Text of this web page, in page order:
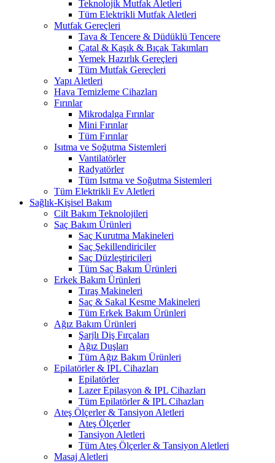
Teknolojik Mutfak Aletleri
Tüm Elektrikli Mutfak Aletleri
Mutfak Gereçleri
Tava & Tencere & Düdüklü Tencere
Çatal & Kaşık & Bıçak Takımları
Yemek Hazırlık Gereçleri
Tüm Mutfak Gereçleri
Yapı Aletleri
Hava Temizleme Cihazları
Fırınlar
Mikrodalga Fırınlar
Mini Fırınlar
Tüm Fırınlar
Isıtma ve Soğutma Sistemleri
Vantilatörler
Radyatörler
Tüm Isıtma ve Soğutma Sistemleri
Tüm Elektrikli Ev Aletleri
Sağlık-Kişisel Bakım
Cilt Bakım Teknolojileri
Saç Bakım Ürünleri
Saç Kurutma Makineleri
Saç Şekillendiriciler
Saç Düzleştiricileri
Tüm Saç Bakım Ürünleri
Erkek Bakım Ürünleri
Tıraş Makineleri
Saç & Sakal Kesme Makineleri
Tüm Erkek Bakım Ürünleri
Ağız Bakım Ürünleri
Şarjlı Diş Fırçaları
Ağız Duşları
Tüm Ağız Bakım Ürünleri
Epilatörler & IPL Cihazları
Epilatörler
Lazer Epilasyon & IPL Cihazları
Tüm Epilatörler & IPL Cihazları
Ateş Ölçerler & Tansiyon Aletleri
Ateş Ölçerler
Tansiyon Aletleri
Tüm Ateş Ölçerler & Tansiyon Aletleri
Masaj Aletleri